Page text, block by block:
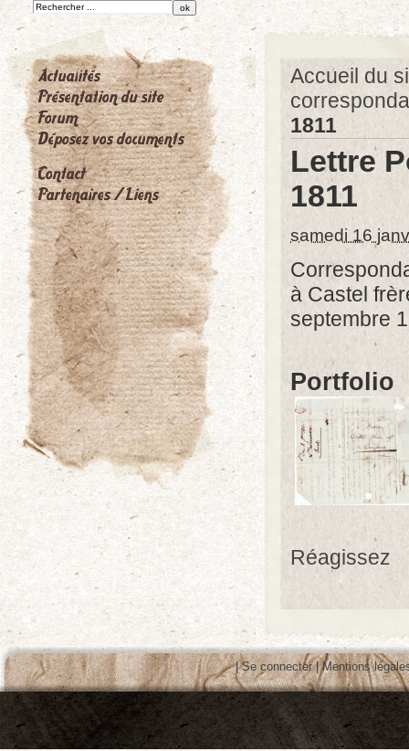
Accueil du
1811
Lettre
1811
samedi 16
à Castel
septembre
Portfolio
Réagissez
|Se connecter|Mentions